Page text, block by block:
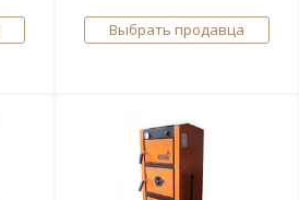
Выбрать продавца